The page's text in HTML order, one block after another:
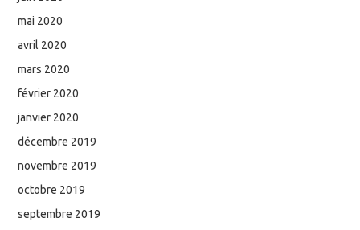
mai 2020
avril 2020
mars 2020
février 2020
janvier 2020
décembre 2019
novembre 2019
octobre 2019
septembre 2019